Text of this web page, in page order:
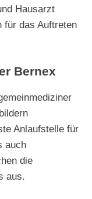
Hausarzt
für das Auftreten
Bernex
Anlaufstelle für
auch
die
aus.